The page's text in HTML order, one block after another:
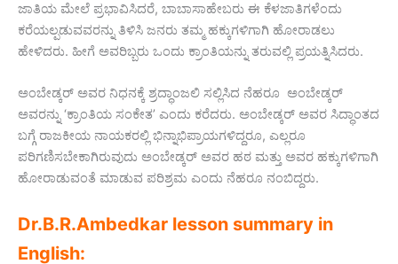
ಜಾತಿಯ ಮೇಲೆ ಪ್ರಭಾವಿಸಿದರೆ, ಬಾಬಾಸಾಹೇಬರು ಈ ಕೆಳಜಾತಿಗಳೆಂದು
ಕರೆಯಲ್ಪಡುವವರನ್ನು ತಿಳಿಸಿ ಜನರು ತಮ್ಮ ಹಕ್ಕುಗಳಿಗಾಗಿ ಹೋರಾಡಲು
ಹೇಳಿದರು. ಹೀಗೆ ಅವರಿಬ್ಬರು ಒಂದು ಕ್ರಾಂತಿಯನ್ನು ತರುವಲ್ಲಿ ಪ್ರಯತ್ನಿಸಿದರು.
ಅಂಬೇಡ್ಕರ್ ಅವರ ನಿಧನಕ್ಕೆ ಶ್ರದ್ಧಾಂಜಲಿ ಸಲ್ಲಿಸಿದ ನೆಹರೂ ಅಂಬೇಡ್ಕರ್
ಅವರನ್ನು ‘ಕ್ರಾಂತಿಯ ಸಂಕೇತ’ ಎಂದು ಕರೆದರು. ಅಂಬೇಡ್ಕರ್ ಅವರ ಸಿದ್ಧಾಂತದ
ಬಗ್ಗೆ ರಾಜಕೀಯ ನಾಯಕರಲ್ಲಿ ಭಿನ್ನಾಭಿಪ್ರಾಯಗಳಿದ್ದರೂ, ಎಲ್ಲರೂ
ಪರಿಗಣಿಸಬೇಕಾಗಿರುವುದು ಅಂಬೇಡ್ಕರ್ ಅವರ ಹಠ ಮತ್ತು ಅವರ ಹಕ್ಕುಗಳಿಗಾಗಿ
ಹೋರಾಡುವಂತೆ ಮಾಡುವ ಪರಿಶ್ರಮ ಎಂದು ನೆಹರೂ ನಂಬಿದ್ದರು.
Dr.B.R.Ambedkar lesson summary in
English: